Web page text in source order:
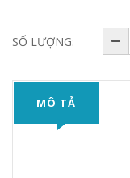
SỐ LƯỢNG:
MÔ TẢ